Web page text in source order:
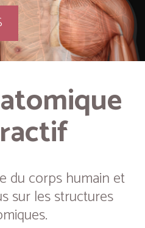
du corps humain et
sur les structures